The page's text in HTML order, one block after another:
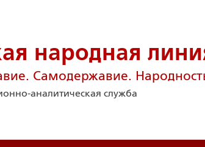
народная
Самодержавие.
аналитическая служба